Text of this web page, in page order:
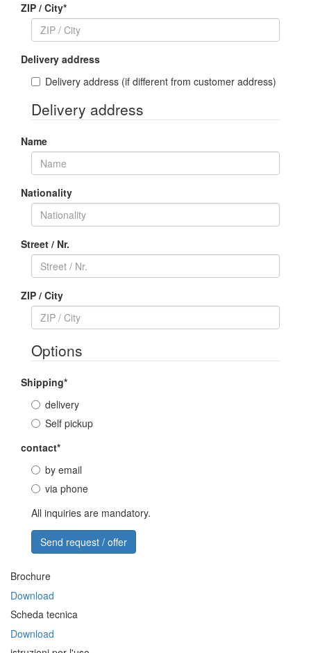
ZIP / City*
Delivery address
Delivery address (if different from customer address)
Delivery address
Name
Nationality
Street / Nr.
ZIP / City
Options
Shipping*
delivery
Self pickup
contact*
by email
via phone
All inquiries are mandatory.
Brochure
Download
Scheda tecnica
Download